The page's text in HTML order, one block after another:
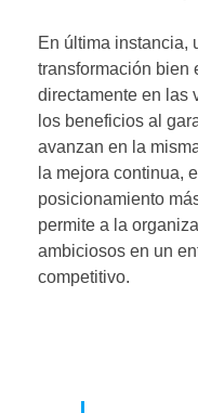
En última instancia,
transformación bien
directamente en las
los beneficios al
avanzan en la
la mejora continua,
posicionamiento
permite a la
ambiciosos en un
competitivo.